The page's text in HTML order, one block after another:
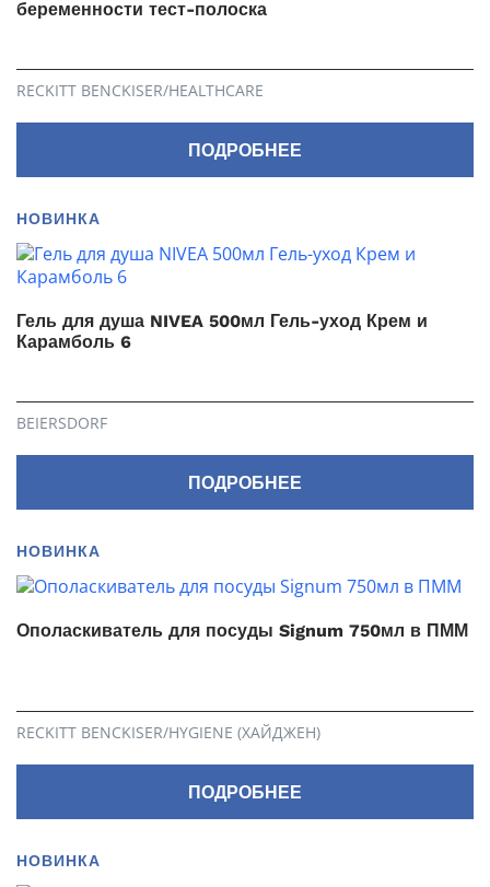
беременности тест-полоска
RECKITT BENCKISER/НEALTHСARE
ПОДРОБНЕЕ
НОВИНКА
Гель для душа NIVEA 500мл Гель-уход Крем и
Карамболь 6
BEIERSDORF
ПОДРОБНЕЕ
НОВИНКА
Ополаскиватель для посуды Signum 750мл в ПММ
RECKITT BENCKISER/HYGIENE (ХАЙДЖЕН)
ПОДРОБНЕЕ
НОВИНКА